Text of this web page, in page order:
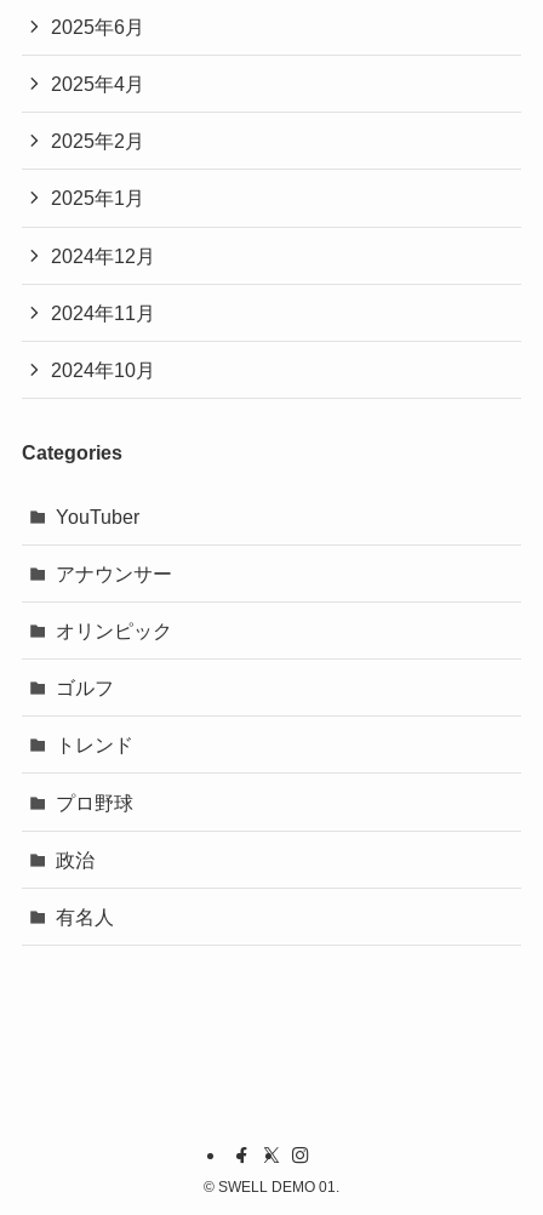
2025年6月
2025年4月
2025年2月
2025年1月
2024年12月
2024年11月
2024年10月
Categories
YouTuber
アナウンサー
オリンピック
ゴルフ
トレンド
プロ野球
政治
有名人
© SWELL DEMO 01.